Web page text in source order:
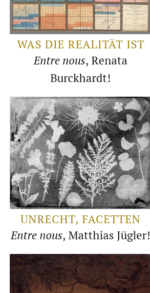
WAS DIE REALITÄT IST
Entre nous, Renata
Burckhardt!
UNRECHT, FACETTEN
Entre nous, Matthias Jügler!